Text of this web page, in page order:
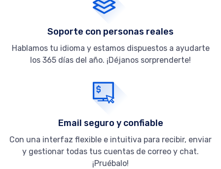
Soporte con personas reales
Hablamos tu idioma y estamos dispuestos a ayudarte
los 365 días del año. ¡Déjanos sorprenderte!
Email seguro y confiable
Con una interfaz flexible e intuitiva para recibir, enviar
y gestionar todas tus cuentas de correo y chat.
¡Pruébalo!